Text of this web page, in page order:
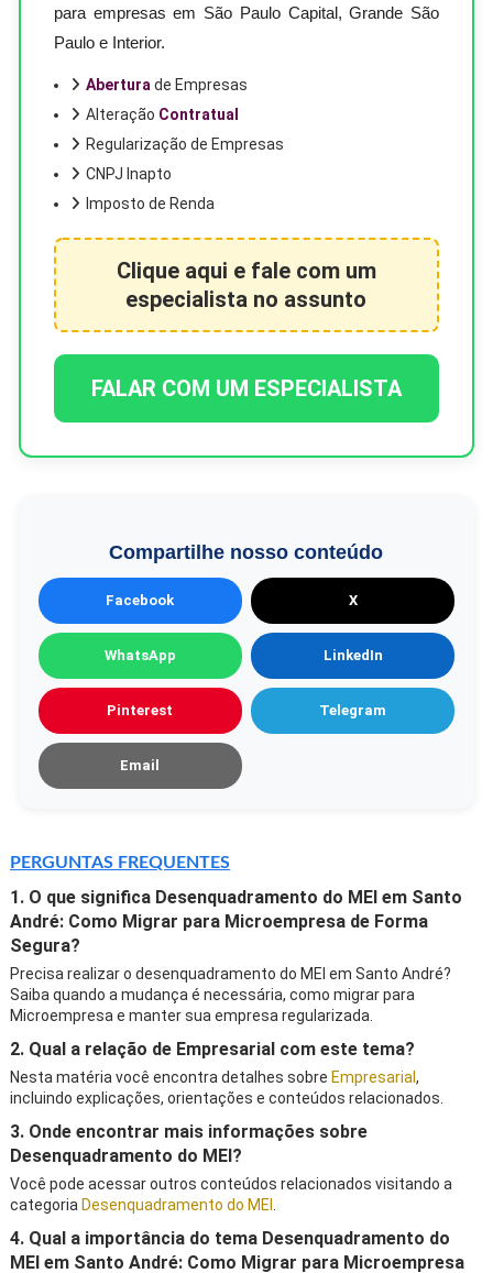
para empresas em São Paulo Capital, Grande São
Paulo e Interior.
Abertura de Empresas
Alteração Contratual
Regularização de Empresas
CNPJ Inapto
Imposto de Renda
Clique aqui e fale com um
especialista no assunto
FALAR COM UM ESPECIALISTA
Compartilhe nosso conteúdo
Facebook X
WhatsApp LinkedIn
Pinterest Telegram
Email
PERGUNTAS FREQUENTES
1. O que significa Desenquadramento do MEI em Santo
André: Como Migrar para Microempresa de Forma
Segura?
Precisa realizar o desenquadramento do MEI em Santo André?
Saiba quando a mudança é necessária, como migrar para
Microempresa e manter sua empresa regularizada.
2. Qual a relação de Empresarial com este tema?
Nesta matéria você encontra detalhes sobre Empresarial,
incluindo explicações, orientações e conteúdos relacionados.
3. Onde encontrar mais informações sobre
Desenquadramento do MEI?
Você pode acessar outros conteúdos relacionados visitando a
categoria Desenquadramento do MEI
4. Qual a importância do tema Desenquadramento do
MEI em Santo André: Como Migrar para Microempresa